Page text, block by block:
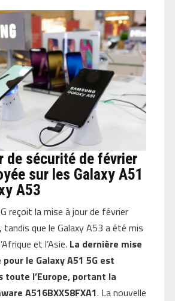
de sécurité de février
sur les Galaxy A51
A53
reçoit la mise à jour de février
tandis que le Galaxy A53 a été mis
et l’Asie. La dernière mise
le Galaxy A51 5G est
toute l’Europe, portant la
A516BXXS8FXA1. La nouvelle